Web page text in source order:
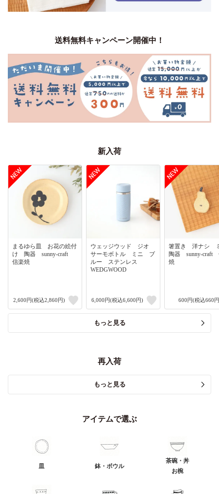
送料無料キャンペーン開催中！
新入荷
まるゆら皿 お花の絵付
け 陶器 sunny-craft
信楽焼
2,600円(税込2,860円)
ウェッジウッド ジオ
サーモボトル ミニ ブ
ルー ステンレス
WEDGWOOD
6,000円(税込6,600円)
箸置き 洋ナシ
陶器 sunny-craft
焼
600円(税込660
もっと見る
再入荷
もっと見る
アイテムで選ぶ
皿 鉢・ボウル
茶碗・丼
お椀